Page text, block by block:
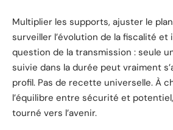
Multiplier les supports, ajuster le
surveiller l’évolution de la fiscalité et
question de la transmission : seule
suivie dans la durée peut vraiment
profil. Pas de recette universelle. À
l’équilibre entre sécurité et
tourné vers l’avenir.